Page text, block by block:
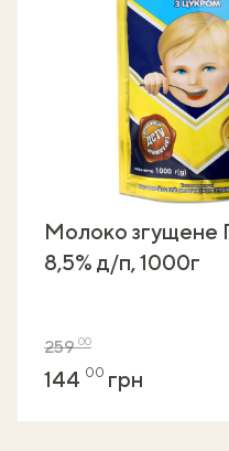
Молоко згущене
8,5% д/п, 1000г
25900
144 00 грн